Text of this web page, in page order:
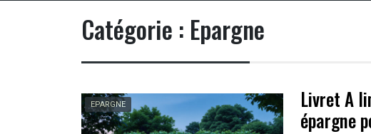
Catégorie : Epargne
EPARGNE
Livret A
épargne